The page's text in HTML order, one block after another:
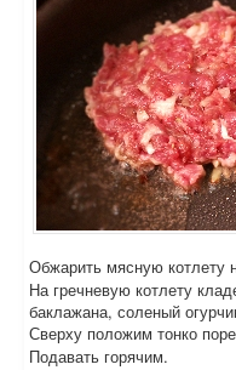
Обжарить мясную котлету
На гречневую котлету
баклажана, соленый
Сверху положим тонко
Подавать горячим.